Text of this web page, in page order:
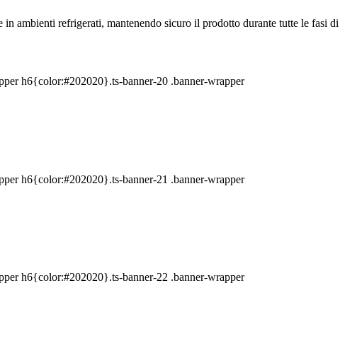
ambienti refrigerati, mantenendo sicuro il prodotto durante tutte le fasi di
h6{color:#202020}.ts-banner-20 .banner-wrapper
h6{color:#202020}.ts-banner-21 .banner-wrapper
h6{color:#202020}.ts-banner-22 .banner-wrapper